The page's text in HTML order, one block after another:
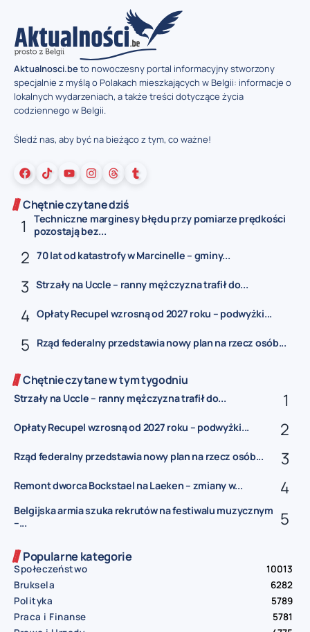
Aktualnosci.beto nowoczesny portal informacyjny stworzony
specjalnie z myślą o Polakach mieszkających w Belgii: informacje o
lokalnych wydarzeniach, a także treści dotyczące życia
codziennego w Belgii.
Śledź nas, aby być na bieżąco z tym, co ważne!
Chętnie czytane dziś
Techniczne marginesy błędu przy pomiarze prędkości
pozostają bez...
70 lat od katastrofy w Marcinelle – gminy...
Strzały na Uccle – ranny mężczyzna trafił do...
Opłaty Recupel wzrosną od 2027 roku – podwyżki...
Rząd federalny przedstawia nowy plan na rzecz osób...
Chętnie czytane w tym tygodniu
Strzały na Uccle – ranny mężczyzna trafił do...
Opłaty Recupel wzrosną od 2027 roku – podwyżki...
Rząd federalny przedstawia nowy plan na rzecz osób...
Remont dworca Bockstael na Laeken – zmiany w...
Belgijska armia szuka rekrutów na festiwalu muzycznym
–...
Popularne kategorie
Społeczeństwo
10013
Bruksela
6282
Polityka
5789
Praca i Finanse
5781